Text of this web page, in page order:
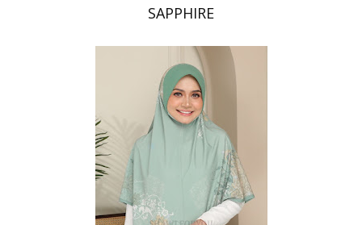
SAPPHIRE